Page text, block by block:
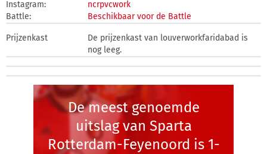
Instagram:
ncrpvcwork
Battle:
Beschikbaar voor de Battle
Prijzenkast
De prijzenkast van louverworkfaridabad is
nog leeg.
De meest genoemde
uitslag van Sparta
Rotterdam-Feyenoord is 1-